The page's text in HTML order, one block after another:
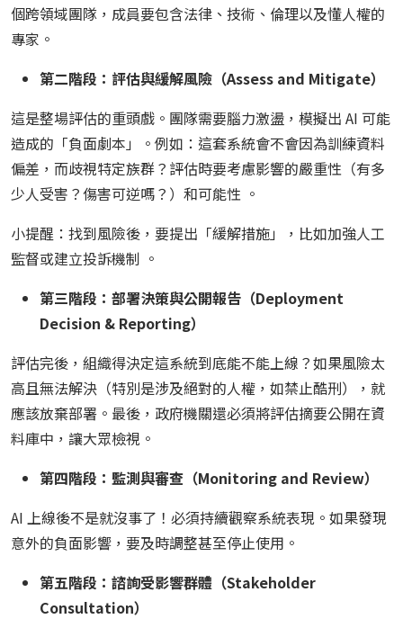
個跨領域團隊，成員要包含法律、技術、倫理以及懂人權的
專家。
第二階段：評估與緩解風險（Assess and Mitigate）
這是整場評估的重頭戲。團隊需要腦力激盪，模擬出 AI 可能
造成的「負面劇本」。例如：這套系統會不會因為訓練資料
偏差，而歧視特定族群？評估時要考慮影響的嚴重性（有多
少人受害？傷害可逆嗎？）和可能性 。
小提醒：找到風險後，要提出「緩解措施」，比如加強人工
監督或建立投訴機制 。
第三階段：部署決策與公開報告（Deployment
Decision & Reporting）
評估完後，組織得決定這系統到底能不能上線？如果風險太
高且無法解決（特別是涉及絕對的人權，如禁止酷刑），就
應該放棄部署。最後，政府機關還必須將評估摘要公開在資
料庫中，讓大眾檢視。
第四階段：監測與審查（Monitoring and Review）
AI 上線後不是就沒事了！必須持續觀察系統表現。如果發現
意外的負面影響，要及時調整甚至停止使用。
第五階段：諮詢受影響群體（Stakeholder
Consultation）